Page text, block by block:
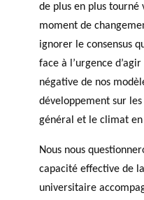
de plus en plus tourné
moment de
ignorer le consensus
face à l’urgence
négative de nos
développement sur
général et le climat
Nous nous
capacité effective de
universitaire